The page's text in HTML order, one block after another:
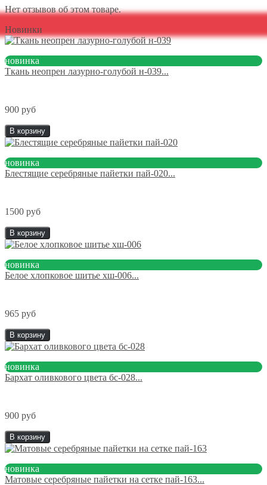
Нет отзывов об этом товаре.
Новинки
новинка
Ткань неопрен лазурно-голубой н-039...
900 руб
В корзину
новинка
Блестящие серебряные пайетки пай-020...
1500 руб
В корзину
новинка
Белое хлопковое шитье хш-006...
965 руб
В корзину
новинка
Бархат оливкового цвета бс-028...
900 руб
В корзину
новинка
Матовые серебряные пайетки на сетке пай-163...